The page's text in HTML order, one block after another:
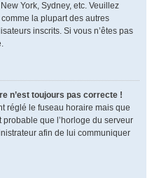
York, Sydney, etc. Veuillez
la plupart des autres
inscrits. Si vous n’êtes pas
n’est toujours pas correcte !
réglé le fuseau horaire mais que
probable que l’horloge du serveur
afin de lui communiquer